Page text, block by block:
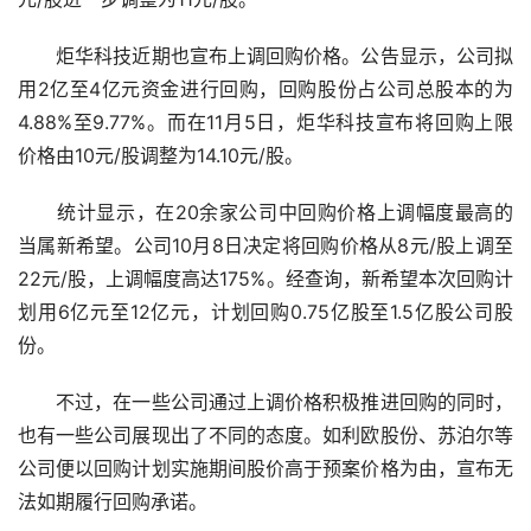
炬华科技近期也宣布上调回购价格。公告显示，公司拟
用2亿至4亿元资金进行回购，回购股份占公司总股本的为
4.88%至9.77%。而在11月5日，炬华科技宣布将回购上限
价格由10元/股调整为14.10元/股。
统计显示，在20余家公司中回购价格上调幅度最高的
当属新希望。公司10月8日决定将回购价格从8元/股上调至
22元/股，上调幅度高达175%。经查询，新希望本次回购计
划用6亿元至12亿元，计划回购0.75亿股至1.5亿股公司股
份。
不过，在一些公司通过上调价格积极推进回购的同时，
也有一些公司展现出了不同的态度。如利欧股份、苏泊尔等
公司便以回购计划实施期间股价高于预案价格为由，宣布无
法如期履行回购承诺。